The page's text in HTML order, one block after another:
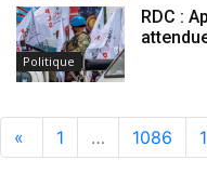
Politique
RDC :
« 1 … 1086